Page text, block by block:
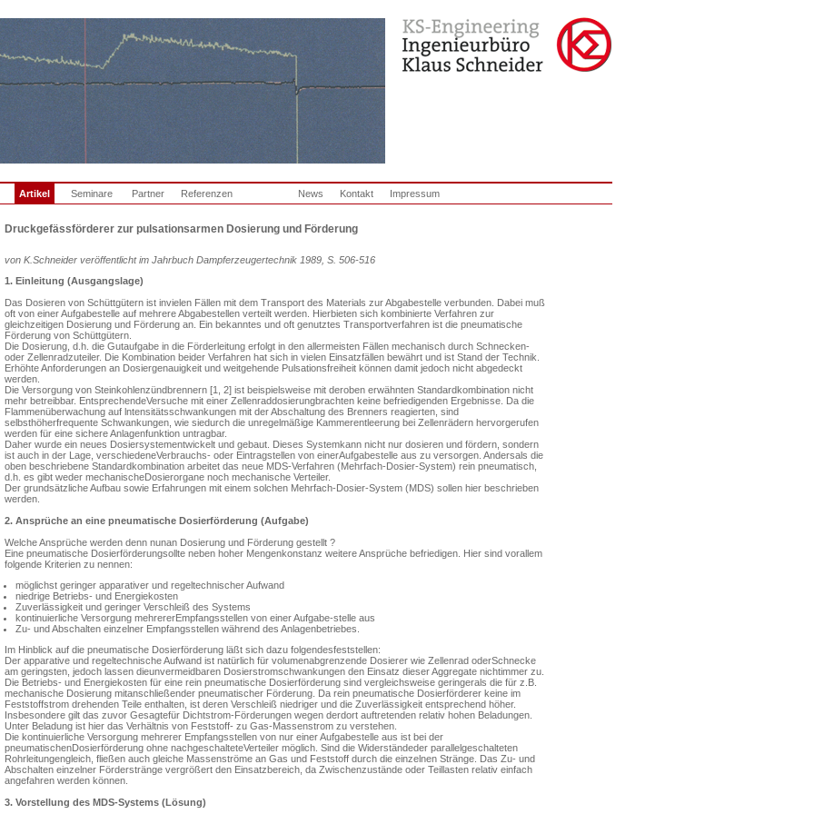
Artikel Seminare Partner Referenzen News Kontakt Impressum
Druckgefässförderer zur pulsationsarmen Dosierung und Förderung
von K.Schneider veröffentlicht im Jahrbuch Dampferzeugertechnik 1989, S. 506-516
1. Einleitung (Ausgangslage)
Das Dosieren von Schüttgütern ist invielen Fällen mit dem Transport des Materials zur Abgabestelle verbunden. Dabei muß
oft von einer Aufgabestelle auf mehrere Abgabestellen verteilt werden. Hierbieten sich kombinierte Verfahren zur
gleichzeitigen Dosierung und Förderung an. Ein bekanntes und oft genutztes Transportverfahren ist die pneumatische
Förderung von Schüttgütern.
Die Dosierung, d.h. die Gutaufgabe in die Förderleitung erfolgt in den allermeisten Fällen mechanisch durch Schnecken-
oder Zellenradzuteiler. Die Kombination beider Verfahren hat sich in vielen Einsatzfällen bewährt und ist Stand der Technik.
Erhöhte Anforderungen an Dosierge­nauigkeit und weitgehende Pulsations­freiheit können damit jedoch nicht abgedeckt
werden.
Die Versorgung von Steinkohlenzünd­brennern [1, 2] ist beispielsweise mit deroben erwähnten Standardkombination nicht
mehr betreibbar. EntsprechendeVersuche mit einer Zellenraddosierungbrachten keine befriedigenden Ergebnis­se. Da die
Flammenüberwachung auf ln­tensitätsschwankungen mit der Abschal­tung des Brenners reagierten, sind
selbsthöherfrequente Schwankungen, wie siedurch die unregelmäßige Kammerentlee­rung bei Zellenrädern hervorgerufen
wer­den für eine sichere Anlagenfunktion un­tragbar.
Daher wurde ein neues Dosiersystementwickelt und gebaut. Dieses Systemkann nicht nur dosieren und fördern, son­dern
ist auch in der Lage, verschiedeneVerbrauchs- oder Eintragstellen von einerAufgabestelle aus zu versorgen. Andersals die
oben beschriebene Standardkom­bination arbeitet das neue MDS-Verfah­ren (Mehrfach-Dosier-System) rein pneu­matisch,
d.h. es gibt weder mechanischeDosierorgane noch mechanische Verteiler.
Der grundsätzliche Aufbau sowie Er­fahrungen mit einem solchen Mehrfach-Dosier-System (MDS) sollen hier beschrie­ben
werden.
2. Ansprüche an eine pneumati­sche Dosierförderung (Aufgabe)
Welche Ansprüche werden denn nunan Dosierung und Förderung gestellt ?
Eine pneumatische Dosierförderungsollte neben hoher Mengenkonstanz wei­tere Ansprüche befriedigen. Hier sind vorallem
folgende Kriterien zu nennen:
möglichst geringer apparativer und regeltechnischer Aufwand
niedrige Betriebs- und Energiekosten
Zuverlässigkeit und geringer Ver­schleiß des Systems
kontinuierliche Versorgung mehrererEmpfangsstellen von einer Aufgabe-stelle aus
Zu- und Abschalten einzelner Emp­fangsstellen während des Anlagenbe­triebes.
Im Hinblick auf die pneumatische Do­sierförderung läßt sich dazu folgendesfeststellen:
Der apparative und regeltechnische Aufwand ist natürlich für volumenab­grenzende Dosierer wie Zellenrad oderSchnecke
am geringsten, jedoch lassen dieunvermeidbaren Dosierstromschwankun­gen den Einsatz dieser Aggregate nichtimmer zu.
Die Betriebs- und Energieko­sten für eine rein pneumatische Dosier­förderung sind vergleichsweise geringerals die für z.B.
mechanische Dosierung mitanschließender pneumatischer Förde­rung. Da rein pneumatische Dosierförde­rer keine im
Feststoffstrom drehenden Teile enthalten, ist deren Verschleiß nied­riger und die Zuverlässigkeit entspre­chend höher.
Insbesondere gilt das zuvor Gesagtefür Dichtstrom-Förderungen wegen derdort auftretenden relativ hohen Beladun­gen.
Unter Beladung ist hier das Verhält­nis von Feststoff- zu Gas-Massenstrom zu verstehen.
Die kontinuierliche Versorgung meh­rerer Empfangsstellen von nur einer Auf­gabestelle aus ist bei der
pneumatischenDosierförderung ohne nachgeschalteteVerteiler möglich. Sind die Widerständeder parallelgeschalteten
Rohrleitungengleich, fließen auch gleiche Massenströ­me an Gas und Feststoff durch die einzel­nen Stränge. Das Zu- und
Abschalten ein­zelner Förderstränge vergrößert den Ein­satzbereich, da Zwischenzustände oder Teillasten relativ einfach
angefahren wer­den können.
3. Vorstellung des MDS-Systems (Lösung)